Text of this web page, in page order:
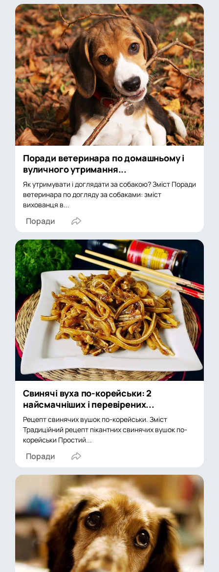
Поради ветеринара по домашньому і
вуличного утримання...
Як утримувати і доглядати за собакою? Зміст Поради
ветеринара по догляду за собаками: зміст
вихованця в...
Поради
Свинячі вуха по-корейськи: 2
найсмачніших і перевірених...
Рецепт свинячих вушок по-корейськи. Зміст
Традиційний рецепт пікантних свинячих вушок по-
корейськи Простий...
Поради